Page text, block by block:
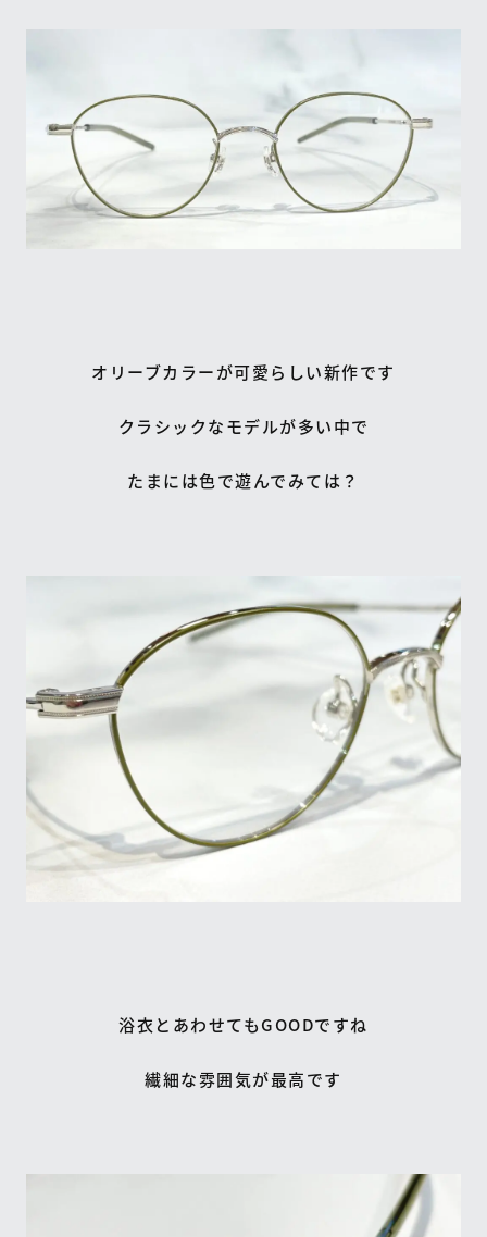
オリーブカラーが可愛らしい新作です
クラシックなモデルが多い中で
たまには色で遊んでみては？
浴衣とあわせてもGOODですね
繊細な雰囲気が最高です